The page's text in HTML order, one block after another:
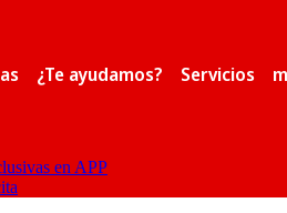
¿Te ayudamos? Servicios
en APP